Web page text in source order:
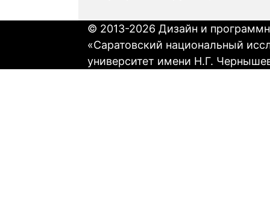
© 2013-2026 Дизайн и
«Саратовский национальный
университет имени Н.Г.